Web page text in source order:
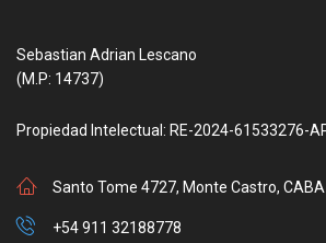
Sebastian Adrian Lescano
(M.P: 14737)
Propiedad Intelectual: RE-2024-61533276-
Santo Tome 4727, Monte Castro, CABA
+54 911 32188778